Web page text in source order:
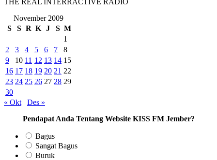
November 2009
S
S R K J S M
1
2
3 4 5 6 7
8
9
10 11 12 13 14 15
16 17 18 19 20 21 22
23 24 25 26 27 28 29
30
« Okt
Des »
Pendapat Anda Tentang Website KISS FM Jember?
Bagus
Sangat Bagus
Buruk